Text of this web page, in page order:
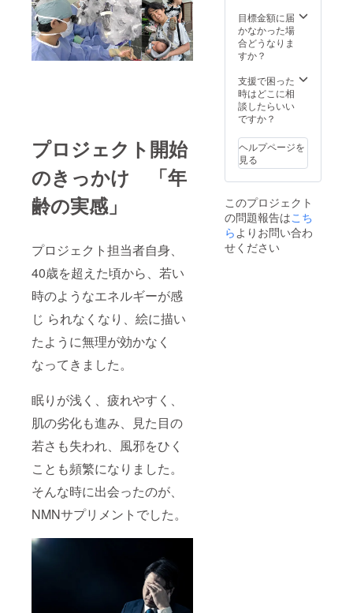
プロジェクト開始
のきっかけ 「年
齢の実感」
プロジェクト担当者自身、
40歳を超えた頃から、若い
時のようなエネルギーが感
じ られなくなり、絵に描い
たように無理が効かなく
なってきました。
眠りが浅く、疲れやすく、
肌の劣化も進み、見た目の
若さも失われ、風邪をひく
ことも頻繁になりました。
そんな時に出会ったのが、
NMNサプリメントでした。
が必要
な場合
は、
にて実
行者に
直接お
問合せ
い） イ
ンボイ
ス（適
格請求
対応可
30粒) 賞
味期
限：製
造より2
請求書
発行事
業者登
録番
り （適
格請求
書発行
事業者
号の記
載のあ
るイン
ボイス
が必要
目標金額に届
かなかった場
合どうなりま
すか？
支援で困った
時はどこに相
談したらいい
ですか？
ヘルプページを
見る
このプロジェクト
の問題報告はこち
らよりお問い合わ
せください